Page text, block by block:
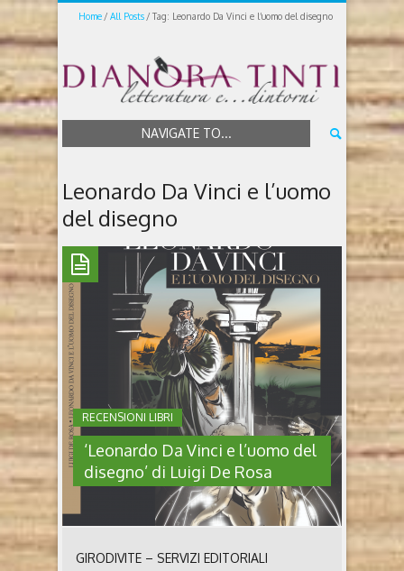
Home All Posts Tag: Leonardo Da Vinci e l’uomo del disegno
NAVIGATE TO...
Leonardo Da Vinci e l’uomo
del disegno
RECENSIONI LIBRI
‘Leonardo Da Vinci e l’uomo del
disegno’ di Luigi De Rosa
GIRODIVITE – SERVIZI EDITORIALI